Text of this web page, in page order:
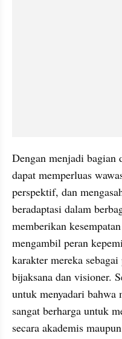
Dengan menjadi bagian
dapat memperluas
perspektif, dan
beradaptasi dalam
memberikan
mengambil peran
karakter mereka
bijaksana dan visioner.
untuk menyadari bahwa
sangat berharga untuk
secara akademis